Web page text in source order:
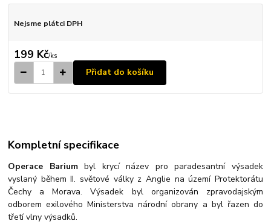
Nejsme plátci DPH
199 Kč/ks
Přidat do košíku
Kompletní specifikace
Operace Bariumbyl krycí název pro paradesantní výsadek
vyslaný během II. světové války z Anglie na území Protektorátu
Čechy a Morava. Výsadek byl organizován zpravodajským
odborem exilového Ministerstva národní obrany a byl řazen do
třetí vlny výsadků.